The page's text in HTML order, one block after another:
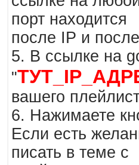
порт находится
после IP и
5. В ссылке на
"
вашего
6. Нажимаете
Если есть
писать в теме с